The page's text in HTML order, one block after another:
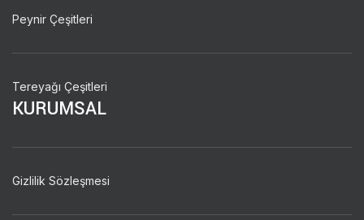
Peynir Çeşitleri
Tereyağı Çeşitleri
KURUMSAL
Gizlilik Sözleşmesi